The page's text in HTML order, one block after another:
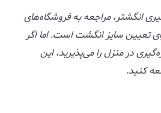
انگشتر، مراجعه به فروشگاه‌های
تعیین سایز انگشت است. اما اگر
در منزل را می‌پذیرید، این
کنید.